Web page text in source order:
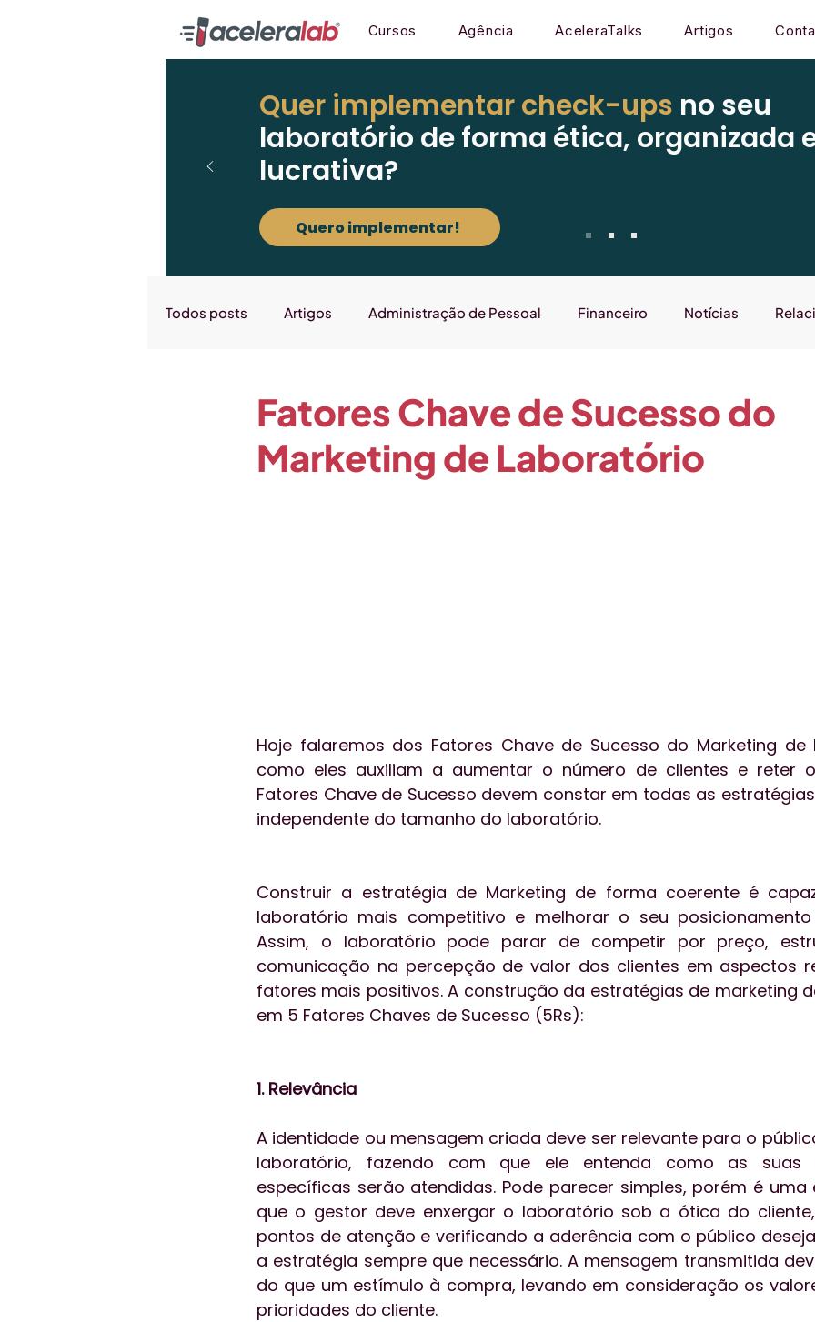
Cursos Agência AceleraTalks Artigos
Quer implementar check-ups no seu
laboratório de forma ética, organizada
lucrativa?
Quero implementar!
Todos posts Artigos Administração de Pessoal Financeiro Notícias
Paciente em Foco Qualidade Técnica Publieditorial
Fatores Chave de Sucesso do
Marketing de Laboratório
Hoje falaremos dos Fatores Chave de Sucesso do Marketing de
como eles auxiliam a aumentar o número de clientes e reter
Fatores Chave de Sucesso devem constar em todas as
independente do tamanho do laboratório.
Construir a estratégia de Marketing de forma coerente é
laboratório mais competitivo e melhorar o seu
Assim, o laboratório pode parar de competir por preço,
comunicação na percepção de valor dos clientes em aspectos
fatores mais positivos. A construção da estratégias de marketing
em 5 Fatores Chaves de Sucesso (5Rs):
1. Relevância
A identidade ou mensagem criada deve ser relevante para o
laboratório, fazendo com que ele entenda como as suas
específicas serão atendidas. Pode parecer simples, porém é
que o gestor deve enxergar o laboratório sob a ótica do
pontos de atenção e verificando a aderência com o público
a estratégia sempre que necessário. A mensagem transmitida
do que um estímulo à compra, levando em consideração os
prioridades do cliente.